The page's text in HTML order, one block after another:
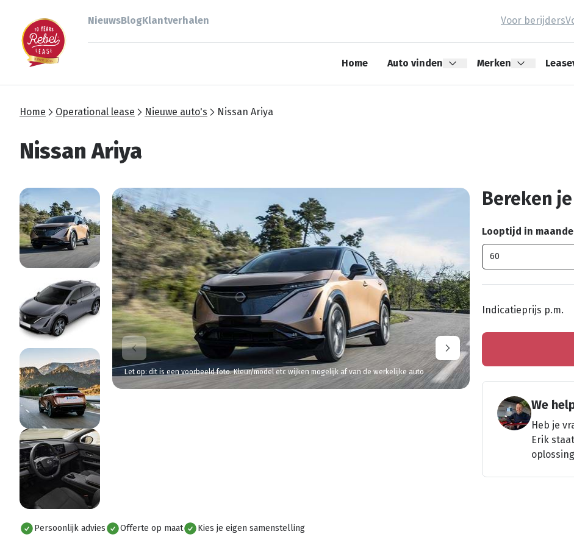
NieuwsBlogKlantverhalen Voor berijders
Home Auto vinden Merken
Home Operational lease Nieuwe auto's Nissan Ariya
Nissan Ariya
Alles bekijken
Let op: dit is een voorbeeld foto. Kleur/model etc wijken mogelijk af van de werkelijke auto
Persoonlijk advies Offerte op maat Kies je eigen samenstelling
Bereken
Looptijd in
Indicatieprijs p.m.
We
Heb je
Erik